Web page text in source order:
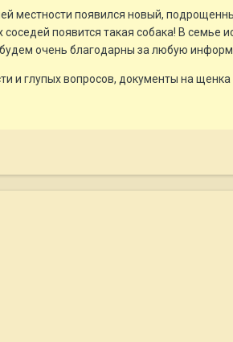
местности появился новый,
появится такая собака! В семье
очень благодарны за любую
и глупых вопросов, документы на щенка